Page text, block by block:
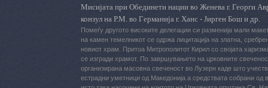
Мисијата при Обединети нации во Женева г. Георги
конзул на Р.М. во Германија г. Ханс - Јирген Бош и др.
Помеѓу другото високите делегации си разменија мали
на камен темелникот се одржа лицитација на златна,
новиот храм. Притоа Митрополитот Кирил со својата
се изгради храмот. По завршувањето на црковните
организирана масовна свеченост во Лузерн каде што
естрадни уметници од Македонија а средствата собрани од